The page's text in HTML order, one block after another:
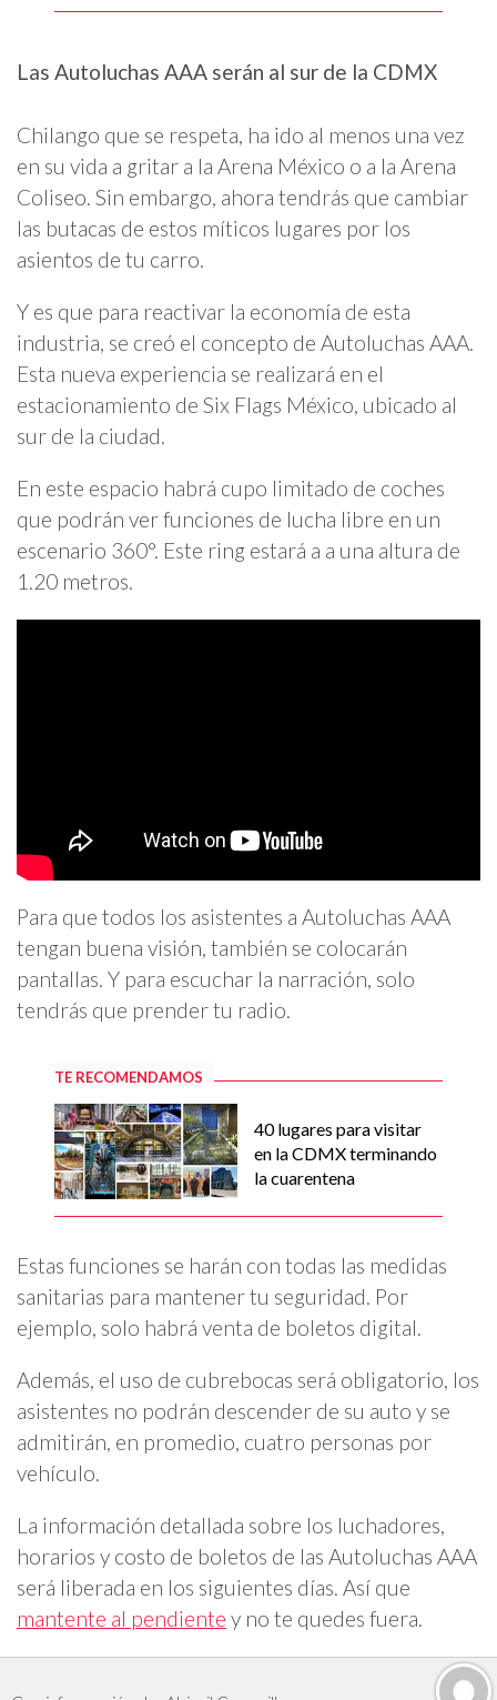
Las Autoluchas AAA serán al sur de la CDMX
Chilango que se respeta, ha ido al menos una vez
en su vida a gritar a la Arena México o a la Arena
Coliseo. Sin embargo, ahora tendrás que cambiar
las butacas de estos míticos lugares por los
asientos de tu carro.
Y es que para reactivar la economía de esta
industria, se creó el concepto de Autoluchas AAA.
Esta nueva experiencia se realizará en el
estacionamiento de Six Flags México, ubicado al
sur de la ciudad.
En este espacio habrá cupo limitado de coches
que podrán ver funciones de lucha libre en un
escenario 360°. Este ring estará a a una altura de
1.20 metros.
Para que todos los asistentes a Autoluchas AAA
tengan buena visión, también se colocarán
pantallas. Y para escuchar la narración, solo
tendrás que prender tu radio.
TE RECOMENDAMOS
40 lugares para visitar
en la CDMX terminando
la cuarentena
Estas funciones se harán con todas las medidas
sanitarias para mantener tu seguridad. Por
ejemplo, solo habrá venta de boletos digital.
Además, el uso de cubrebocas será obligatorio, los
asistentes no podrán descender de su auto y se
admitirán, en promedio, cuatro personas por
vehículo.
La información detallada sobre los luchadores,
horarios y costo de boletos de las Autoluchas AAA
será liberada en los siguientes días. Así que
mantente al pendiente y no te quedes fuera.